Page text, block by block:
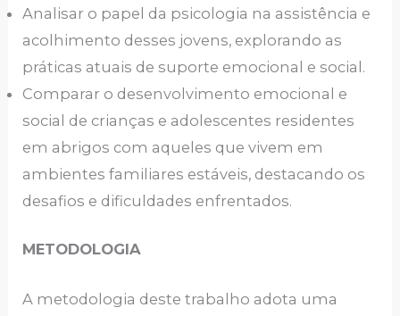
Analisar o papel da psicologia na assistência e
acolhimento desses jovens, explorando as
práticas atuais de suporte emocional e social.
Comparar o desenvolvimento emocional e
social de crianças e adolescentes residentes
em abrigos com aqueles que vivem em
ambientes familiares estáveis, destacando os
desafios e dificuldades enfrentados.
METODOLOGIA
A metodologia deste trabalho adota uma